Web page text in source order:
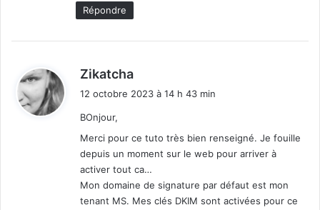
Répondre
Zikatcha
:
12 octobre 2023 à 14 h 43 min
BOnjour,
Merci pour ce tuto très bien renseigné. Je fouille
depuis un moment sur le web pour arriver à
activer tout ca…
Mon domaine de signature par défaut est mon
tenant MS. Mes clés DKIM sont activées pour ce